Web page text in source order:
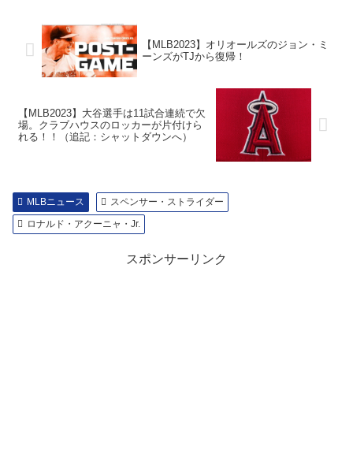
【MLB2023】オリオールズのジョン・ミ
ーンズがTJから復帰！
【MLB2023】大谷選手は11試合連続で欠
場。クラブハウスのロッカーが片付けら
れる！！（追記：シャットダウンへ）
MLBニュース
スペンサー・ストライダー
ロナルド・アクーニャ・Jr.
スポンサーリンク